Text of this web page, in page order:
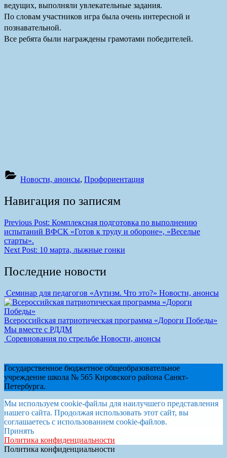
ведущих, выполняли увлекательные задания.
По словам участников игра была очень интересной и
познавательной.
Все ребята были награждены грамотами победителей.
Новости, анонсы, Профориентация
Навигация по записям
Previous Post: Комплексная подготовка по выполнению
испытаний ВФСК «Готов к труду и обороне», «Веселые
старты».
Next Post: 10 марта, лыжные гонки
Последние новости
Семинар для педагогов «Аутизм. Что это?» Новости, анонсы
Всероссийская патриотическая программа «Дороги Победы»
Мы вместе с РДДМ
Соревнования по стрельбе Новости, анонсы
Государственное бюджетное общеобразовательное
учреждение школа № 565 Кировского района Санкт-
Петербурга.
Мы используем cookie-файлы для наилучшего представления
нашего сайта. Продолжая использовать этот сайт, вы
соглашаетесь с использованием cookie-файлов.
Принять
Политика конфиденциальности
Политика конфиденциальности